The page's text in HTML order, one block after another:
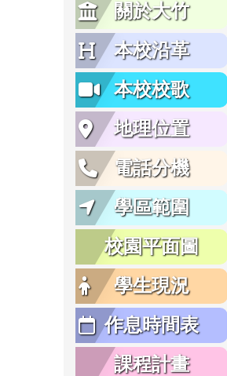
關於大竹
本校沿革
本校校歌
地理位置
電話分機
學區範圍
校園平面圖
學生現況
作息時間表
課程計畫